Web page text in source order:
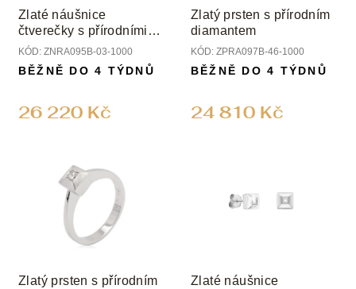
Zlaté náušnice
čtverečky s přírodními
diamanty
KÓD: ZNRA095B-03-1000
26 220 Kč
BĚŽNĚ DO 4 TÝDNŮ
Zlatý prsten s přírodním
diamantem
KÓD: ZPRA097B-46-1000
24 810 Kč
BĚŽNĚ DO 4 TÝDNŮ
Zlatý prsten s přírodním
Zlaté náušnice